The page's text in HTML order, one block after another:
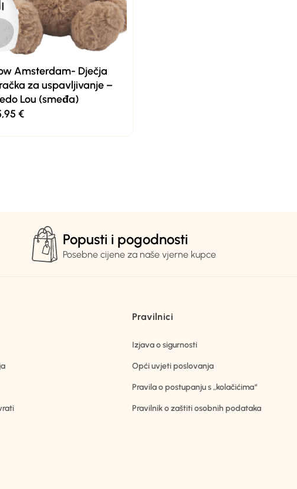
Amsterdam- Dječja
za uspavljivanje –
Lou (smeđa)
€
Popusti i pogodnosti
Posebne cijene za naše vjerne kupce
Pravilnici
Izjava o sigurnosti
Opći uvjeti poslovanja
Pravila o postupanju s „kolačićima“
Pravilnik o zaštiti osobnih podataka